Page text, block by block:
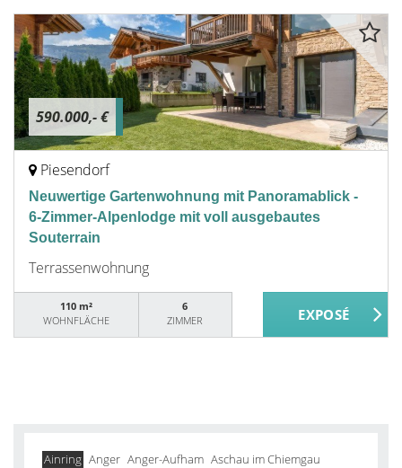
590.000,- €
Piesendorf
Neuwertige Gartenwohnung mit Panoramablick -
6-Zimmer-Alpenlodge mit voll ausgebautes
Souterrain
Terrassenwohnung
110 m²
WOHNFLÄCHE
6
ZIMMER
Ainring Anger Anger-Aufham Aschau im Chiemgau